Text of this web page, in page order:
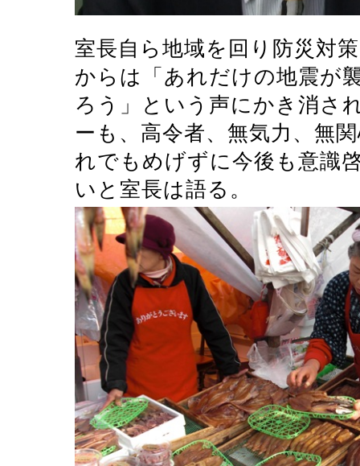
室長自ら地域を回り防災対
からは「あれだけの地震が
ろう」という声にかき消さ
ーも、高令者、無気力、無
れでもめげずに今後も意識
いと室長は語る。